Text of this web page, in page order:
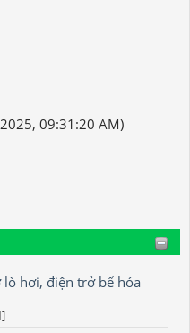
09:31:20 AM)
hơi, điện trở bể hóa